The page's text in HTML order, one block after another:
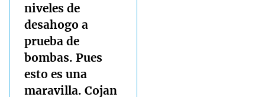
niveles de
desahogo a
prueba de
bombas. Pues
esto es una
maravilla. Cojan